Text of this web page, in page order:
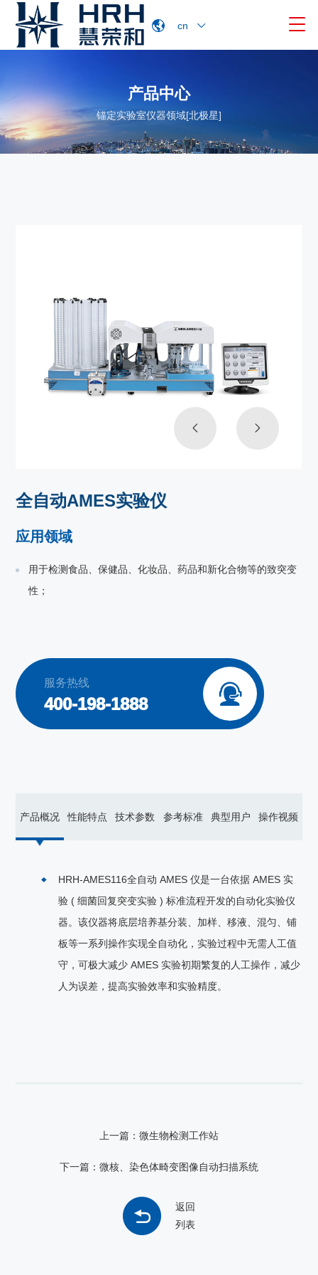
cn 
产品中心
锚定实验室仪器领域[北极星]
全自动AMES实验仪
应用领域
用于检测食品、保健品、化妆品、药品和新化合物等的致突变
性；
服务热线
400-198-1888 
产品概况 性能特点 技术参数 参考标准 典型用户 操作视频
HRH-AMES116全自动 AMES 仪是一台依据 AMES 实
验 ( 细菌回复突变实验 ) 标准流程开发的自动化实验仪
器。该仪器将底层培养基分装、加样、移液、混匀、铺
板等一系列操作实现全自动化，实验过程中无需人工值
守，可极大减少 AMES 实验初期繁复的人工操作，减少
人为误差，提高实验效率和实验精度。
上一篇：微生物检测工作站
下一篇：微核、染色体畸变图像自动扫描系统
返回
列表